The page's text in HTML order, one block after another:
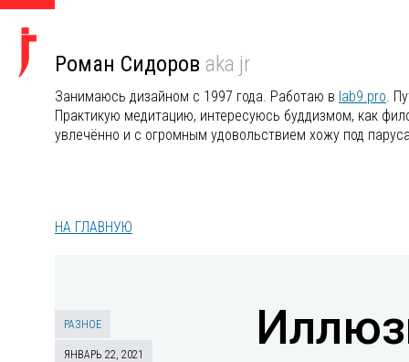
Роман Сидоров aka jr
Занимаюсь дизайном с 1997 года. Работаю в lab9.pro.
Практикую медитацию, интересуюсь буддизмом, как
увлечённо и с огромным удовольствием хожу под
НА ГЛАВНУЮ
РАЗНОЕ
ЯНВАРЬ 22, 2021